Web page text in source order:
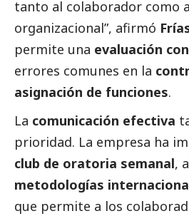
tanto al colaborador como
organizacional”, afirmó
permite una evaluación
errores comunes en la
asignación de funciones.
La comunicación efectiva
prioridad. La empresa ha
club de oratoria semanal,
metodologías
que permite a los